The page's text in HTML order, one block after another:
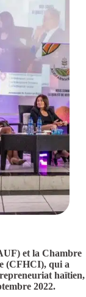
et la Chambre
(CFHCI), qui a
haïtien,
2022.